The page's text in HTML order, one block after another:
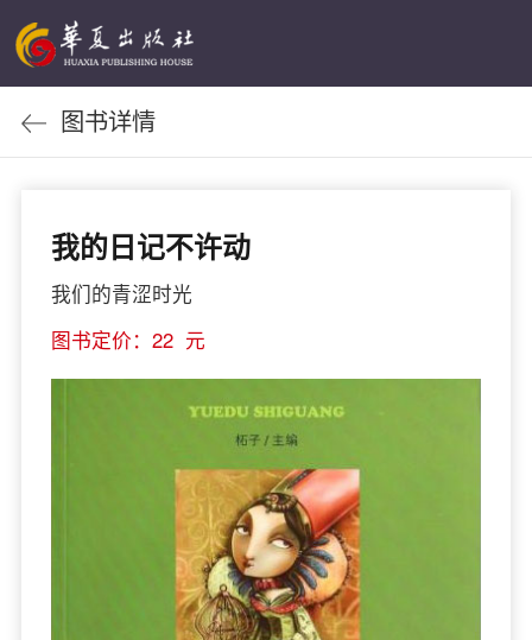
图书详情
我的日记不许动
我们的青涩时光
图书定价：22 元